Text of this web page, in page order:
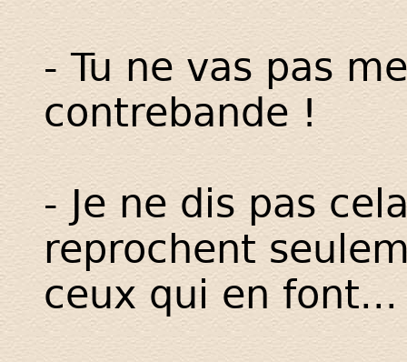
- Tu ne vas pas
contrebande !
- Je ne dis pas
reprochent
ceux qui en font...